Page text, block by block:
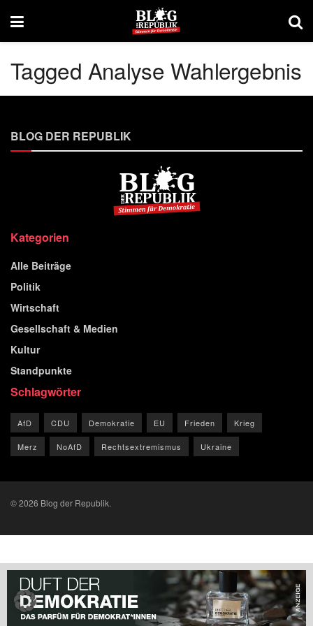
Tagged Analyse Wahlergebnis
BLOG DER REPUBLIK
Kategorien
Alle Beiträge
Politik
Wirtschaft
Gesellschaft & Medien
Kultur
Standpunkte
Schlagwörter
AfD CDU Demokratie EU Frieden Krieg
Merz NoAfD Rechtsextremismus Ukraine
© 2026 Blog der Republik.